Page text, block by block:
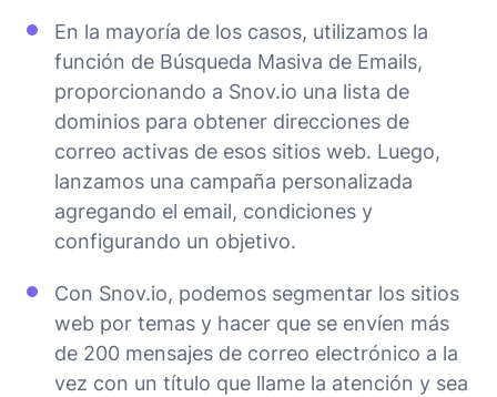
En la mayoría de los casos, utilizamos la
función de Búsqueda Masiva de Emails,
proporcionando a Snov.io una lista de
dominios para obtener direcciones de
correo activas de esos sitios web. Luego,
lanzamos una campaña personalizada
agregando el email, condiciones y
configurando un objetivo.
Con Snov.io, podemos segmentar los sitios
web por temas y hacer que se envíen más
de 200 mensajes de correo electrónico a la
vez con un título que llame la atención y sea